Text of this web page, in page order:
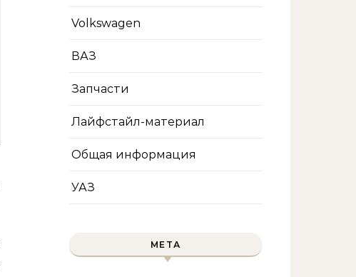
Volkswagen
ВАЗ
Запчасти
Лайфстайл-материал
Общая информация
УАЗ
МЕТА